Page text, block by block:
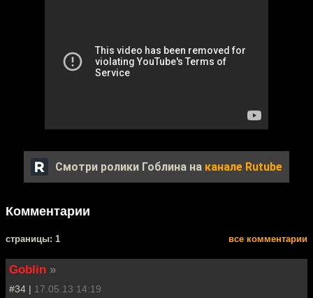
Смотри ролики Гоблина на канале Rutube
Комментарии
cтраницы: 1 все комментарии
Goblin »
#34 | 17.05.13 14:19